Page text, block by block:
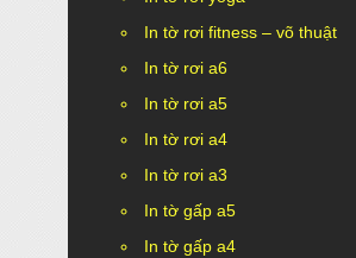
In tờ rơi fitness – võ thuật
In tờ rơi a6
In tờ rơi a5
In tờ rơi a4
In tờ rơi a3
In tờ gấp a5
In tờ gấp a4